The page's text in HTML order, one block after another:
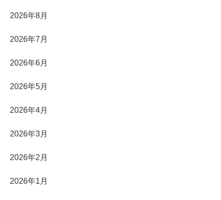
2026年8月
2026年7月
2026年6月
2026年5月
2026年4月
2026年3月
2026年2月
2026年1月